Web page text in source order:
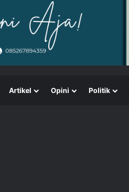
Artikel Opini Politik